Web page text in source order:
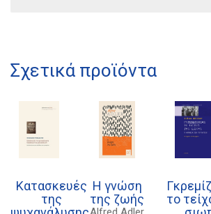
Σχετικά προϊόντα
Κατασκευές
της
Η γνώση
της ζωής
το
kombrai.bs@gmail.com
Πολιτική προστασίας
Πολιτική επιστροφών
Τρόποι Πληρωμής